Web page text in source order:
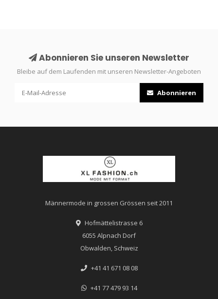
Abonnieren Sie unseren Newsletter
Bleibe auf dem Laufenden mit unseren Newsletter-Angeboten
Abonnieren
Männermode in grossen Grössen seit 2011
Hofmättelistrasse 6
6055 Alpnach Dorf
Obwalden, Schweiz
+41 41 671 08 08
+41 77 479 93 14